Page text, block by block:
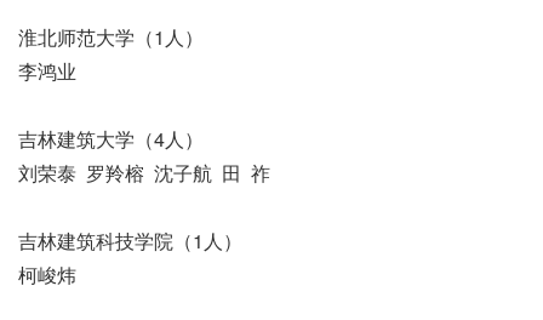
淮北师范大学（1人）
李鸿业
吉林建筑大学（4人）
刘荣泰 罗羚榕 沈子航 田 祚
吉林建筑科技学院（1人）
柯峻炜